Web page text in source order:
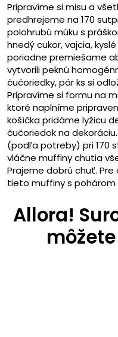
Pripravíme si misu a
predhrejeme na 170
polohrubú múku s
hnedý cukor, vajcia,
poriadne premiešame
vytvorili peknú
čučoriedky, pár ks si
Pripravíme si formu na
ktoré naplníme
košíčka pridáme lyžicu
čučoriedok na
(podľa potreby) pri 170
vláčne muffiny chutia
Prajeme dobrú chuť.
tieto muffiny s pohárom
Allora!